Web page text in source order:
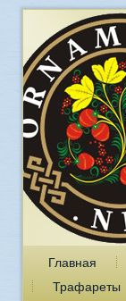
Главная
Трафареты